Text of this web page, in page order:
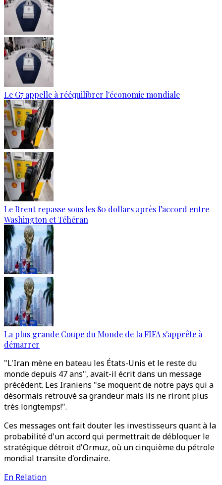
Le G7 appelle à rééquilibrer l'économie mondiale
Le Brent repasse sous les 80 dollars après l’accord entre
Washington et Téhéran
La plus grande Coupe du Monde de la FIFA s'apprête à
démarrer
"L'Iran mène en bateau les États-Unis et le reste du
monde depuis 47 ans", avait-il écrit dans un message
précédent. Les Iraniens "se moquent de notre pays qui a
désormais retrouvé sa grandeur mais ils ne riront plus
très longtemps!".
Ces messages ont fait douter les investisseurs quant à la
probabilité d'un accord qui permettrait de débloquer le
stratégique détroit d'Ormuz, où un cinquième du pétrole
mondial transite d'ordinaire.
En Relation